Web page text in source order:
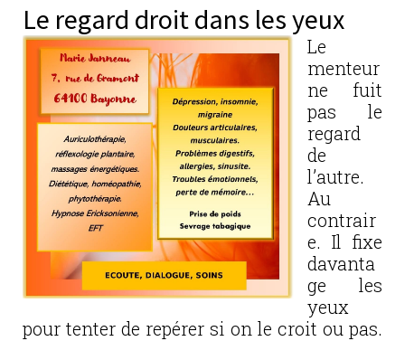
Le regard droit dans les yeux
Le
menteur
ne fuit
pas le
regard
de
l’autre.
Au
contrair
e. Il fixe
davanta
ge les
yeux
pour tenter de repérer si on le croit ou pas.